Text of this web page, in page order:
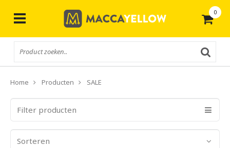
0
Home Producten SALE
Filter producten
Sorteren